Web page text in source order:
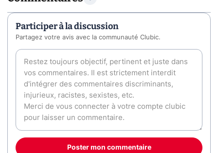
Participer à la discussion
Partagez votre avis avec la communauté Clubic.
Poster mon commentaire